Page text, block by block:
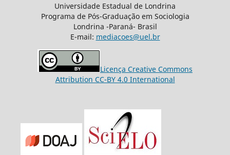
Universidade Estadual de Londrina
Programa de Pós-Graduação em Sociologia
Londrina -Paraná- Brasil
E-mail: mediacoes@uel.br
Licença Creative Commons
Attribution CC-BY 4.0 International